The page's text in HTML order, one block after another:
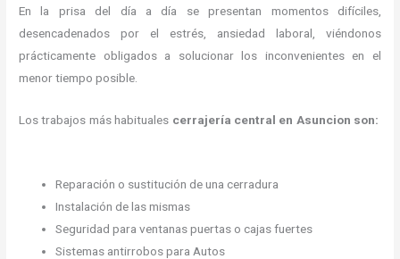
En la prisa del día a día se presentan momentos difíciles,
desencadenados por el estrés, ansiedad laboral, viéndonos
prácticamente obligados a solucionar los inconvenientes en el
menor tiempo posible.
Los trabajos más habituales cerrajería central en Asuncion son:
Reparación o sustitución de una cerradura
Instalación de las mismas
Seguridad para ventanas puertas o cajas fuertes
Sistemas antirrobos para Autos